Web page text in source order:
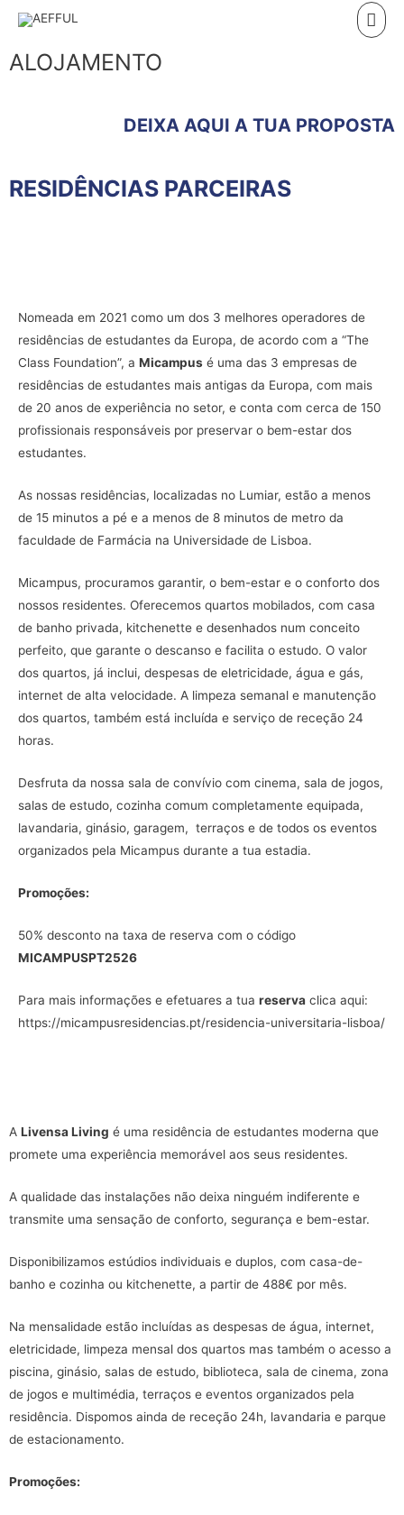
ALOJAMENTO
DEIXA AQUI A TUA PROPOSTA
RESIDÊNCIAS PARCEIRAS
Nomeada em 2021 como um dos 3 melhores operadores de
residências de estudantes da Europa, de acordo com a “The
Class Foundation”, a Micampus é uma das 3 empresas de
residências de estudantes mais antigas da Europa, com mais
de 20 anos de experiência no setor, e conta com cerca de 150
profissionais responsáveis por preservar o bem-estar dos
estudantes.
As nossas residências, localizadas no Lumiar, estão a menos
de 15 minutos a pé e a menos de 8 minutos de metro da
faculdade de Farmácia na Universidade de Lisboa.
Micampus, procuramos garantir, o bem-estar e o conforto dos
nossos residentes. Oferecemos quartos mobilados, com casa
de banho privada, kitchenette e desenhados num conceito
perfeito, que garante o descanso e facilita o estudo. O valor
dos quartos, já inclui, despesas de eletricidade, água e gás,
internet de alta velocidade. A limpeza semanal e manutenção
dos quartos, também está incluída e serviço de receção 24
horas.
Desfruta da nossa sala de convívio com cinema, sala de jogos,
salas de estudo, cozinha comum completamente equipada,
lavandaria, ginásio, garagem, terraços e de todos os eventos
organizados pela Micampus durante a tua estadia.
Promoções:
50% desconto na taxa de reserva com o código
MICAMPUSPT2526
Para mais informações e efetuares a tua reserva clica aqui:
https://micampusresidencias.pt/residencia-universitaria-lisboa/
A Livensa Living é uma residência de estudantes moderna que
promete uma experiência memorável aos seus residentes.
A qualidade das instalações não deixa ninguém indiferente e
transmite uma sensação de conforto, segurança e bem-estar.
Disponibilizamos estúdios individuais e duplos, com casa-de-
banho e cozinha ou kitchenette, a partir de 488€ por mês.
Na mensalidade estão incluídas as despesas de água, internet,
eletricidade, limpeza mensal dos quartos mas também o acesso a
piscina, ginásio, salas de estudo, biblioteca, sala de cinema, zona
de jogos e multimédia, terraços e eventos organizados pela
residência. Dispomos ainda de receção 24h, lavandaria e parque
de estacionamento.
Promoções: